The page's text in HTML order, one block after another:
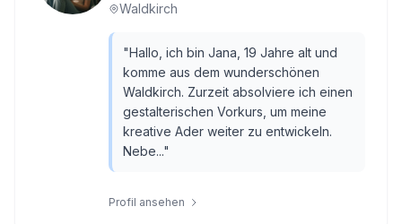
Waldkirch
"Hallo, ich bin Jana, 19 Jahre alt und
komme aus dem wunderschönen
Waldkirch. Zurzeit absolviere ich einen
gestalterischen Vorkurs, um meine
kreative Ader weiter zu entwickeln.
Nebe..."
Profil ansehen